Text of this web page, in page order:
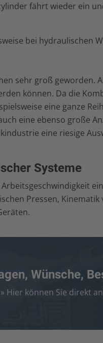
fährt wieder ein
bei hydraulischen
sehr groß geworden.
können. Da die
eine ganze
eine ebenso große
eine riesige
Systeme
Pressen,
Wünsche,
» Hier können Sie direkt